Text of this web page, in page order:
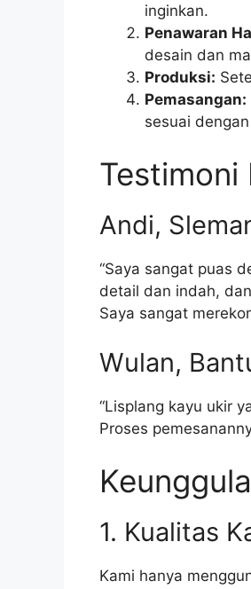
inginkan.
Penawaran
desain dan
Produksi:
Pemasangan:
sesuai
Testimoni
Andi,
“Saya sangat puas
detail dan indah,
Saya sangat
Wulan,
“Lisplang kayu ukir
Proses
1. Kualitas
Kami hanya